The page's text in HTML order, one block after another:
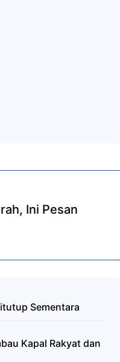
Ini Pesan
Sementara
Kapal Rakyat dan